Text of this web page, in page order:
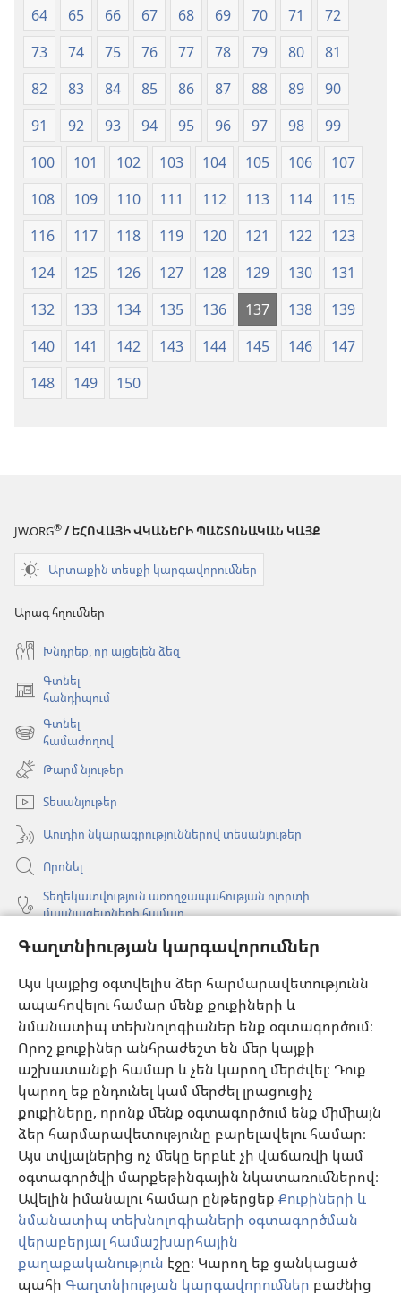
Գաղտնիության կարգավորումներ
Այս կայքից օգտվելիս ձեր հարմարավետությունն
ապահովելու համար մենք քուքիների և
նմանատիպ տեխնոլոգիաներ ենք օգտագործում։
Որոշ քուքիներ անհրաժեշտ են մեր կայքի
աշխատանքի համար և չեն կարող մերժվել։ Դուք
կարող եք ընդունել կամ մերժել լրացուցիչ
քուքիները, որոնք մենք օգտագործում ենք միմիայն
ձեր հարմարավետությունը բարելավելու համար։
Այս տվյալներից ոչ մեկը երբևէ չի վաճառվի կամ
օգտագործվի մարքեթինգային նկատառումներով։
Ավելին իմանալու համար ընթերցեք Քուքիների և
նմանատիպ տեխնոլոգիաների օգտագործման
վերաբերյալ համաշխարհային
քաղաքականություն էջը։ Կարող եք ցանկացած
պահի Գաղտնիության կարգավորումներ բաժնից
64
65 66 67 68 69 70 71
72
73
74 75 76 77 78 79 80
81
82
83 84 85 86 87 88 89
90
91
92 93 94 95 96 97 98
99
100
101 102 103 104 105 106
107
108
109 110 111 112 113 114
115
116
117 118 119 120 121 122
123
124
125 126 127 128 129 130
131
132
133 134 135 136 137 138
139
140
141 142 143 144 145 146
147
148
149 150
JW.ORG® / ԵՀՈՎԱՅԻ ՎԿԱՆԵՐԻ ՊԱՇՏՈՆԱԿԱՆ ԿԱՅՔ
Արտաքին տեսքի կարգավորումներ
Արագ հղումներ
Խնդրեք, որ այցելեն ձեզ
Գտնել
հանդիպում
(բացվում
նոր
պատուհան)
Գտնել
համաժողով
(բացվում
նոր
պատուհան)
Թարմ նյութեր
Տեսանյութեր
Աուդիո նկարագրություններով տեսանյութեր
Որոնել
Տեղեկատվություն առողջապահության ոլորտի
մասնագետների համար
Գլոբալ հաղորդակցություն
Օգնություն
Նվիրատվություններ
(բացվում
է
նոր
պատուհան)
Դիտարանի ՕՆԼԱՅՆ ԳՐԱԴԱՐԱՆ
(բացվում
է
նոր
պատուհան)
JW Hub
(բացվում
է
նոր
պատուհան)
JW Library® հավելված
Watchtower Library
Copyright © 2026 Watch Tower Bible and Tract Society of Pennsylvania.